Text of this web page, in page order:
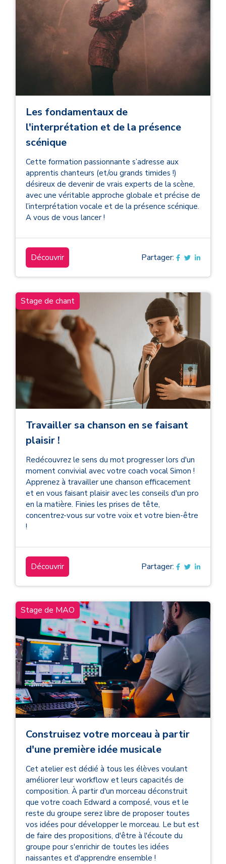
Les fondamentaux de
l'interprétation et de la présence
scénique
Cette formation passionnante s’adresse aux
apprentis chanteurs (et/ou grands timides !)
désireux de devenir de vrais experts de la scène,
avec une véritable approche globale et précise de
l’interprétation vocale et de la présence scénique.
A vous de vous lancer !
Découvrir Partager:
Stage de chant
Travailler sa chanson en se faisant
plaisir !
Redécouvrez le sens du mot progresser lors d'un
moment convivial avec votre coach vocal Simon !
Apprenez à travailler une chanson efficacement
et en vous faisant plaisir avec les conseils d'un pro
en la matière. Finies les prises de tête,
concentrez-vous sur votre voix et votre bien-être
!
Découvrir Partager:
Stage de MAO
Construisez votre morceau à partir
d'une première idée musicale
Cet atelier est dédié à tous les élèves voulant
améliorer leur workflow et leurs capacités de
composition. À partir d'un morceau déconstruit
que votre coach Edward a composé, vous et le
reste du groupe serez libre de proposer toutes
vos idées pour développer le morceau. Le but est
de faire des propositions, d'être à l'écoute du
groupe pour s'enrichir de toutes les idées
naissantes et d'apprendre ensemble !